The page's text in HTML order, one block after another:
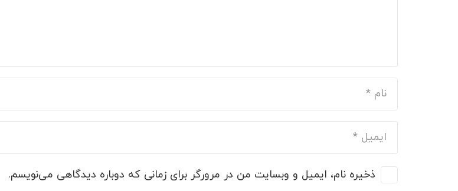
ذخیره نام، ایمیل و وبسایت من در مرورگر برای زمانی که دوباره دیدگاهی می‌نویسم.